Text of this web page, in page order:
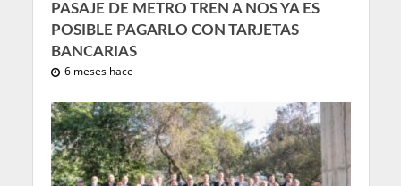
PASAJE DE METRO TREN A NOS YA ES
POSIBLE PAGARLO CON TARJETAS
BANCARIAS
6 meses hace